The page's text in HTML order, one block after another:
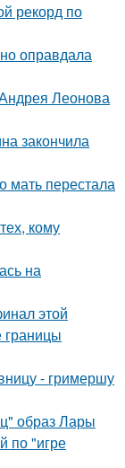
рекорд по
оправдала
Леонова
закончила
мать перестала
кому
на
этой
- гримершу
образ Лары
по "игре